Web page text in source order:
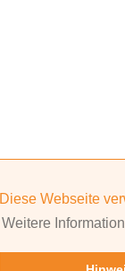
Diese Webseite
Weitere